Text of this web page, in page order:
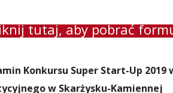
tutaj, aby pobrać
Konkursu Super Start-Up
w Skarżysku-Kamiennej